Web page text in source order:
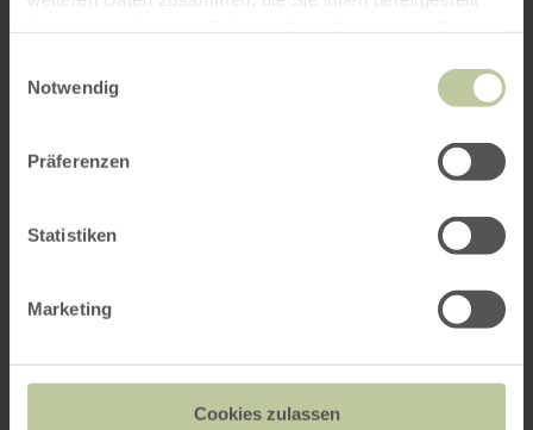
Notwendig
Präferenzen
Statistiken
Marketing
Cookies zulassen